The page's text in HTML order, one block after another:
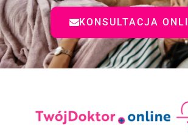
KONSULTACJA